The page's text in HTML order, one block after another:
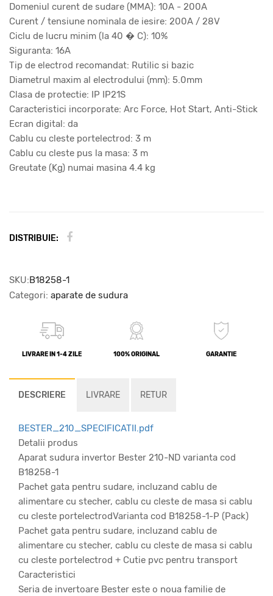
Domeniul curent de sudare (MMA): 10A - 200A
Curent / tensiune nominala de iesire: 200A / 28V
Ciclu de lucru minim (la 40 � C): 10%
Siguranta: 16A
Tip de electrod recomandat: Rutilic si bazic
Diametrul maxim al electrodului (mm): 5.0mm
Clasa de protectie: IP IP21S
Caracteristici incorporate: Arc Force, Hot Start, Anti-Stick
Ecran digital: da
Cablu cu cleste portelectrod: 3 m
Cablu cu cleste pus la masa: 3 m
Greutate (Kg) numai masina 4.4 kg
DISTRIBUIE:
SKU:B18258-1
Categori: aparate de sudura
LIVRARE IN 1-4 ZILE 100% ORIGINAL GARANTIE
DESCRIERE LIVRARE RETUR
BESTER_210_SPECIFICATII.pdf
Detalii produs
Aparat sudura invertor Bester 210-ND varianta cod
B18258-1
Pachet gata pentru sudare, incluzand cablu de
alimentare cu stecher, cablu cu cleste de masa si cablu
cu cleste portelectrodVarianta cod B18258-1-P (Pack)
Pachet gata pentru sudare, incluzand cablu de
alimentare cu stecher, cablu cu cleste de masa si cablu
cu cleste portelectrod + Cutie pvc pentru transport
Caracteristici
Seria de invertoare Bester este o noua familie de